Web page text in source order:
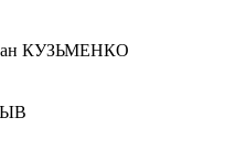
КУЗЬМЕНКО